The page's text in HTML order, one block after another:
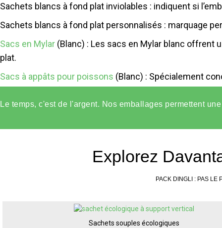
Sachets blancs à fond plat inviolables : indiquent si
Sachets blancs à fond plat personnalisés : marquage
Sacs en Mylar (Blanc) : Les sacs en Mylar blanc
plat.
Sacs à appâts pour poissons (Blanc) : Spécialement
généralement fabriqués à partir de matériaux
Le temps, c'est de l'argent. Nos emballages permettent
Explorez
PACK DINGLI : PAS LE
Sachets souples écologiques